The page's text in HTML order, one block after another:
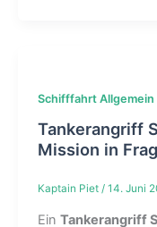
Schifffahrt Allgemein
Tankerangriff
Mission in
Kaptain Piet / 14. Juni
Ein Tankerangriff